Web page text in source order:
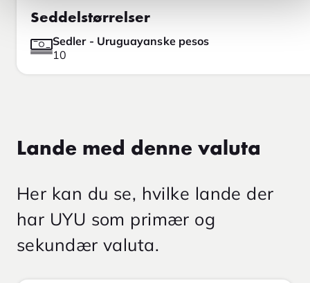
Seddelstørrelser
Sedler - Uruguayanske pesos
10
Lande med denne valuta
Her kan du se, hvilke lande der
har UYU som primær og
sekundær valuta.